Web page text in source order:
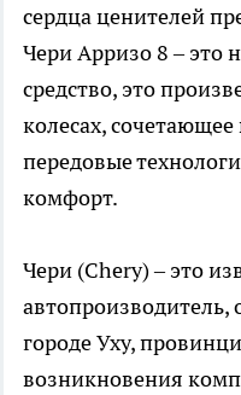
сердца ценителей
Чери Арризо 8– это
средство, это
колесах,
передовые
комфорт.
Чери (Chery) – это
автопроизводитель,
городе Уху,
возникновения